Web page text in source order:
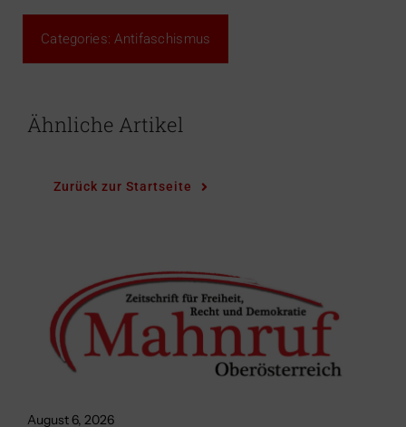
Categories:Antifaschismus
Ähnliche Artikel
Zurück zur Startseite
August 6, 2026